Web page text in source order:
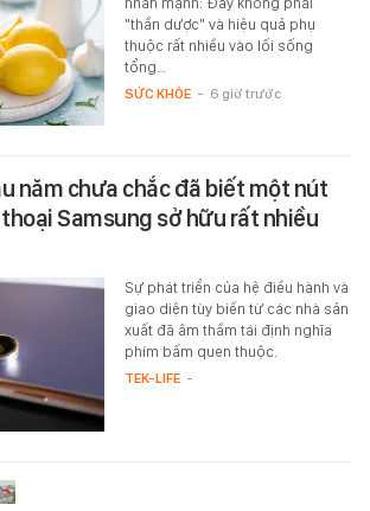
"thần dược" và hiệu quả phụ
thuộc rất nhiều vào lối sống
tổng…
SỨC KHỎE - 6 giờ trước
năm chưa chắc đã biết một nút
Samsung sở hữu rất nhiều
Sự phát triển của hệ điều hành và
giao diện tùy biến từ các nhà sản
xuất đã âm thầm tái định nghĩa
phím bấm quen thuộc.
TEK-LIFE -